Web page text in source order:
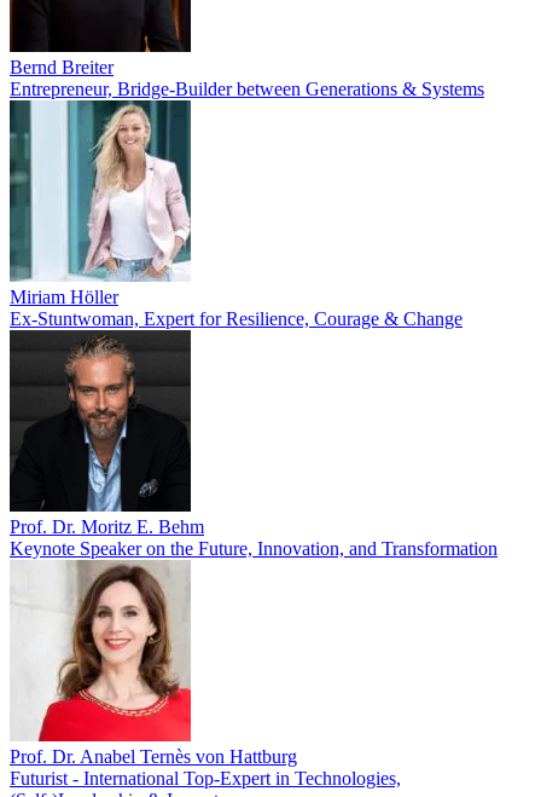
Bernd Breiter
Entrepreneur, Bridge-Builder between Generations & Systems
Miriam Höller
Ex-Stuntwoman, Expert for Resilience, Courage & Change
Prof. Dr. Moritz E. Behm
Keynote Speaker on the Future, Innovation, and Transformation
Prof. Dr. Anabel Ternès von Hattburg
Futurist - International Top-Expert in Technologies,